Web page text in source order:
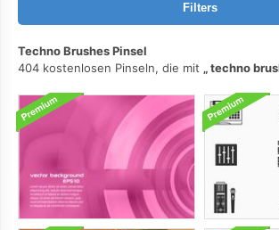
Filters
Techno Brushes Pinsel
404 kostenlosen Pinseln, die mit
techno